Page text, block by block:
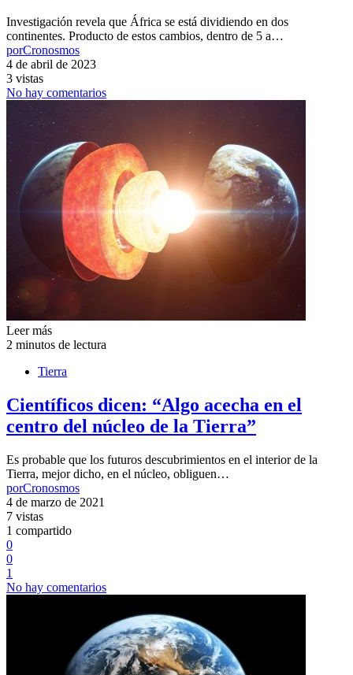
Investigación revela que África se está dividiendo en dos
continentes. Producto de estos cambios, dentro de 5 a…
porCronosmos
4 de abril de 2023
3 vistas
No hay comentarios
Leer más
2 minutos de lectura
Tierra
Científicos dicen: “Algo acecha en el
centro del núcleo de la Tierra”
Es probable que los futuros descubrimientos en el interior de la
Tierra, mejor dicho, en el núcleo, obliguen…
porCronosmos
4 de marzo de 2021
7 vistas
1 compartido
0
0
1
No hay comentarios